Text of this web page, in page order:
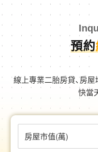
預約
線上專業二胎房貸、房
快當